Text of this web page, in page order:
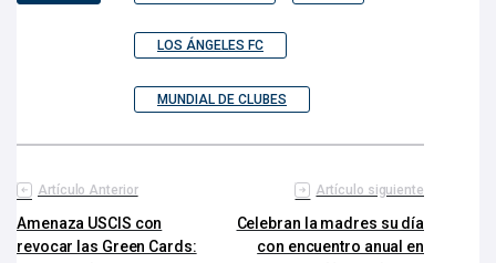
LOS ÁNGELES FC
MUNDIAL DE CLUBES
Artículo Anterior
Amenaza USCIS con
revocar las Green Cards:
Artículo siguiente
Celebran la madres su día
con encuentro anual en